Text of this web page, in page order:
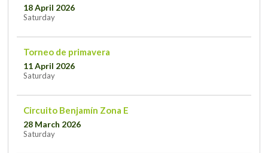
18 April 2026
Saturday
Torneo de primavera
11 April 2026
Saturday
Circuito Benjamín Zona E
28 March 2026
Saturday